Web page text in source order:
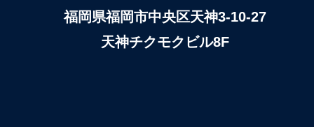
福岡県福岡市中央区天神3-10-27
天神チクモクビル8F